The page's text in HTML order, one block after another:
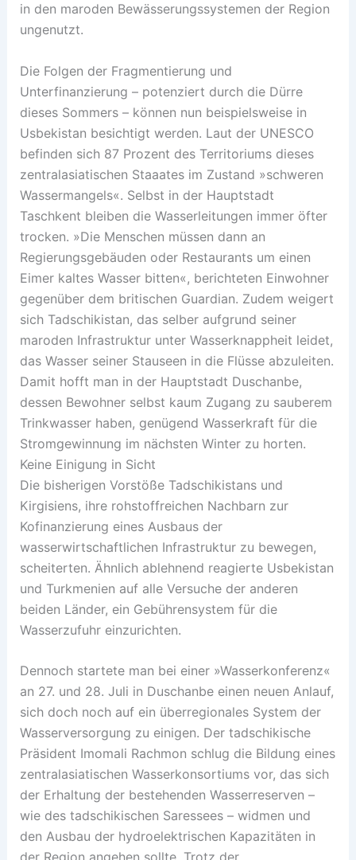
in den maroden Bewässerungssystemen der Region
ungenutzt.
Die Folgen der Fragmentierung und
Unterfinanzierung – potenziert durch die Dürre
dieses Sommers – können nun beispielsweise in
Usbekistan besichtigt werden. Laut der UNESCO
befinden sich 87 Prozent des Territoriums dieses
zentralasiatischen Staaates im Zustand »schweren
Wassermangels«. Selbst in der Hauptstadt
Taschkent bleiben die Wasserleitungen immer öfter
trocken. »Die Menschen müssen dann an
Regierungsgebäuden oder Restaurants um einen
Eimer kaltes Wasser bitten«, berichteten Einwohner
gegenüber dem britischen Guardian. Zudem weigert
sich Tadschikistan, das selber aufgrund seiner
maroden Infrastruktur unter Wasserknappheit leidet,
das Wasser seiner Stauseen in die Flüsse abzuleiten.
Damit hofft man in der Hauptstadt Duschanbe,
dessen Bewohner selbst kaum Zugang zu sauberem
Trinkwasser haben, genügend Wasserkraft für die
Stromgewinnung im nächsten Winter zu horten.
Keine Einigung in Sicht
Die bisherigen Vorstöße Tadschikistans und
Kirgisiens, ihre rohstoffreichen Nachbarn zur
Kofinanzierung eines Ausbaus der
wasserwirtschaftlichen Infrastruktur zu bewegen,
scheiterten. Ähnlich ablehnend reagierte Usbekistan
und Turkmenien auf alle Versuche der anderen
beiden Länder, ein Gebührensystem für die
Wasserzufuhr einzurichten.
Dennoch startete man bei einer »Wasserkonferenz«
an 27. und 28. Juli in Duschanbe einen neuen Anlauf,
sich doch noch auf ein überregionales System der
Wasserversorgung zu einigen. Der tadschikische
Präsident Imomali Rachmon schlug die Bildung eines
zentralasiatischen Wasserkonsortiums vor, das sich
der Erhaltung der bestehenden Wasserreserven –
wie des tadschikischen Saressees – widmen und
den Ausbau der hydroelektrischen Kapazitäten in